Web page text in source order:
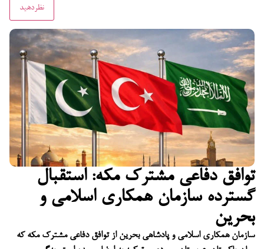
توافق دفاعی مشترک مکه: استقبال
گسترده سازمان همکاری اسلامی و
بحرین
سازمان همکاری اسلامی و پادشاهی بحرین از توافق دفاعی مشترک مکه که